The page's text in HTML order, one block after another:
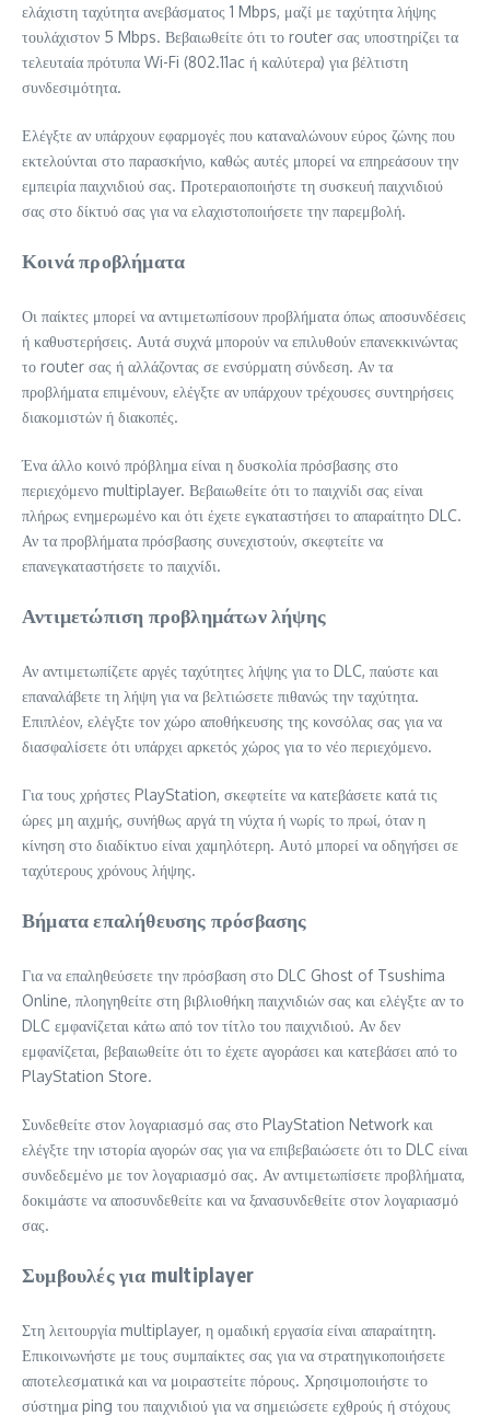
ελάχιστη ταχύτητα ανεβάσματος 1 Mbps, μαζί με ταχύτητα λήψης
τουλάχιστον 5 Mbps. Βεβαιωθείτε ότι το router σας υποστηρίζει τα
τελευταία πρότυπα Wi-Fi (802.11ac ή καλύτερα) για βέλτιστη
συνδεσιμότητα.
Ελέγξτε αν υπάρχουν εφαρμογές που καταναλώνουν εύρος ζώνης που
εκτελούνται στο παρασκήνιο, καθώς αυτές μπορεί να επηρεάσουν την
εμπειρία παιχνιδιού σας. Προτεραιοποιήστε τη συσκευή παιχνιδιού
σας στο δίκτυό σας για να ελαχιστοποιήσετε την παρεμβολή.
Κοινά προβλήματα
Οι παίκτες μπορεί να αντιμετωπίσουν προβλήματα όπως αποσυνδέσεις
ή καθυστερήσεις. Αυτά συχνά μπορούν να επιλυθούν επανεκκινώντας
το router σας ή αλλάζοντας σε ενσύρματη σύνδεση. Αν τα
προβλήματα επιμένουν, ελέγξτε αν υπάρχουν τρέχουσες συντηρήσεις
διακομιστών ή διακοπές.
Ένα άλλο κοινό πρόβλημα είναι η δυσκολία πρόσβασης στο
περιεχόμενο multiplayer. Βεβαιωθείτε ότι το παιχνίδι σας είναι
πλήρως ενημερωμένο και ότι έχετε εγκαταστήσει το απαραίτητο DLC.
Αν τα προβλήματα πρόσβασης συνεχιστούν, σκεφτείτε να
επανεγκαταστήσετε το παιχνίδι.
Αντιμετώπιση προβλημάτων λήψης
Αν αντιμετωπίζετε αργές ταχύτητες λήψης για το DLC, παύστε και
επαναλάβετε τη λήψη για να βελτιώσετε πιθανώς την ταχύτητα.
Επιπλέον, ελέγξτε τον χώρο αποθήκευσης της κονσόλας σας για να
διασφαλίσετε ότι υπάρχει αρκετός χώρος για το νέο περιεχόμενο.
Για τους χρήστες PlayStation, σκεφτείτε να κατεβάσετε κατά τις
ώρες μη αιχμής, συνήθως αργά τη νύχτα ή νωρίς το πρωί, όταν η
κίνηση στο διαδίκτυο είναι χαμηλότερη. Αυτό μπορεί να οδηγήσει σε
ταχύτερους χρόνους λήψης.
Βήματα επαλήθευσης πρόσβασης
Για να επαληθεύσετε την πρόσβαση στο DLC Ghost of Tsushima
Online, πλοηγηθείτε στη βιβλιοθήκη παιχνιδιών σας και ελέγξτε αν το
DLC εμφανίζεται κάτω από τον τίτλο του παιχνιδιού. Αν δεν
εμφανίζεται, βεβαιωθείτε ότι το έχετε αγοράσει και κατεβάσει από το
PlayStation Store.
Συνδεθείτε στον λογαριασμό σας στο PlayStation Network και
ελέγξτε την ιστορία αγορών σας για να επιβεβαιώσετε ότι το DLC είναι
συνδεδεμένο με τον λογαριασμό σας. Αν αντιμετωπίσετε προβλήματα,
δοκιμάστε να αποσυνδεθείτε και να ξανασυνδεθείτε στον λογαριασμό
σας.
Συμβουλές για multiplayer
Στη λειτουργία multiplayer, η ομαδική εργασία είναι απαραίτητη.
Επικοινωνήστε με τους συμπαίκτες σας για να στρατηγικοποιήσετε
αποτελεσματικά και να μοιραστείτε πόρους. Χρησιμοποιήστε το
σύστημα ping του παιχνιδιού για να σημειώσετε εχθρούς ή στόχους